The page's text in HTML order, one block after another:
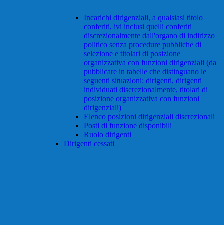
Incarichi dirigenziali, a qualsiasi titolo
conferiti, ivi inclusi quelli conferiti
discrezionalmente dall'organo di indirizzo
politico senza procedure pubbliche di
selezione e titolari di posizione
organizzativa con funzioni dirigenziali (da
pubblicare in tabelle che distinguano le
seguenti situazioni: dirigenti, dirigenti
individuati discrezionalmente, titolari di
posizione organizzativa con funzioni
dirigenziali)
Elenco posizioni dirigenziali discrezionali
Posti di funzione disponibili
Ruolo dirigenti
Dirigenti cessati